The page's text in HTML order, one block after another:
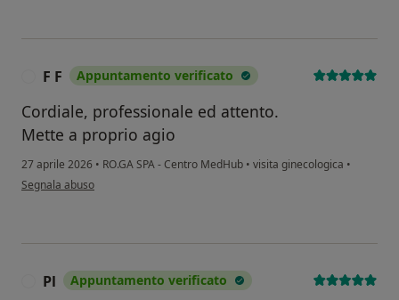
F F Appuntamento verificato
Cordiale, professionale ed attento.
Mette a proprio agio
27 aprile 2026 • RO.GA SPA - Centro MedHub • visita ginecologica •
secondo l'opinione dell'utente F F
Segnala abuso
Pl Appuntamento verificato